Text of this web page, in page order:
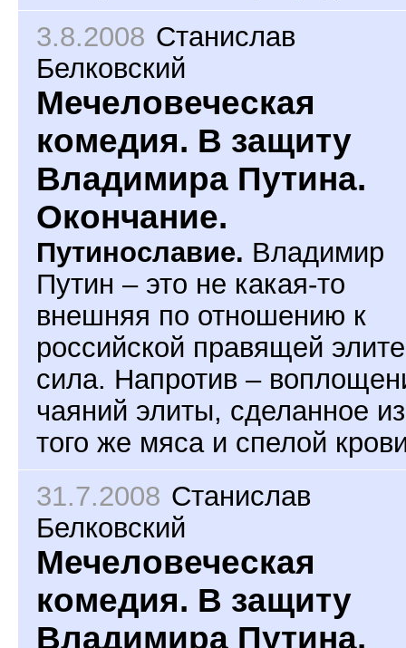
3.8.2008 Станислав
Белковский
Мечеловеческая
комедия. В защиту
Владимира Путина.
Окончание.
Путинославие. Владимир
Путин – это не какая-то
внешняя по отношению к
российской правящей элите
сила. Напротив –
чаяний элиты, сделанное из
того же мяса и спелой
31.7.2008 Станислав
Белковский
Мечеловеческая
комедия. В защиту
Владимира Путина.